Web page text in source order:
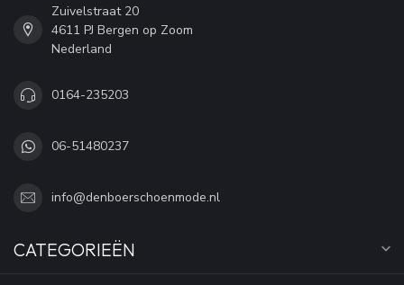
Zuivelstraat 20
4611 PJ Bergen op Zoom
Nederland
0164-235203
06-51480237
info@denboerschoenmode.nl
CATEGORIEËN